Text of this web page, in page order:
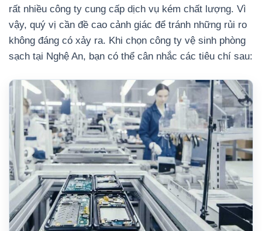
rất nhiều công ty cung cấp dịch vụ kém chất lượng. Vì
vậy, quý vị cần đề cao cảnh giác để tránh những rủi ro
không đáng có xảy ra. Khi chọn công ty vệ sinh phòng
sạch tại Nghệ An, bạn có thể cân nhắc các tiêu chí sau: